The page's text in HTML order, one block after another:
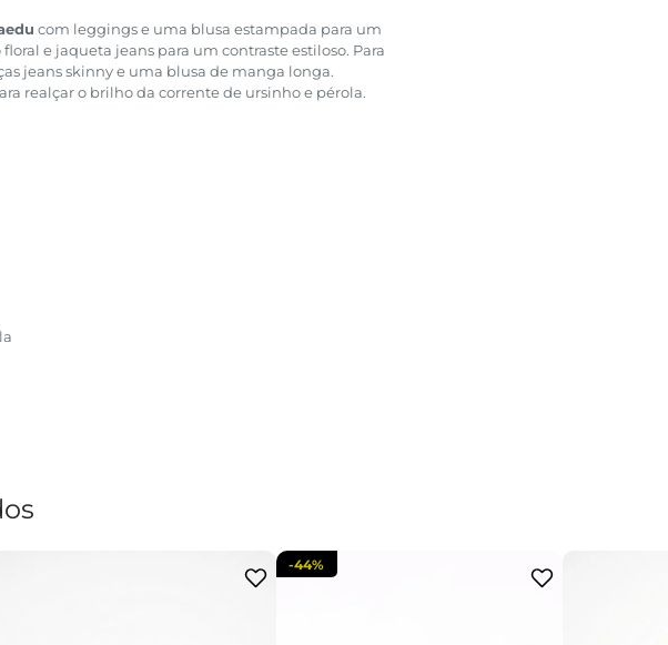
com leggings e uma blusa estampada para um
e jaqueta jeans para um contraste estiloso. Para
jeans skinny e uma blusa de manga longa.
realçar o brilho da corrente de ursinho e pérola.
-44%